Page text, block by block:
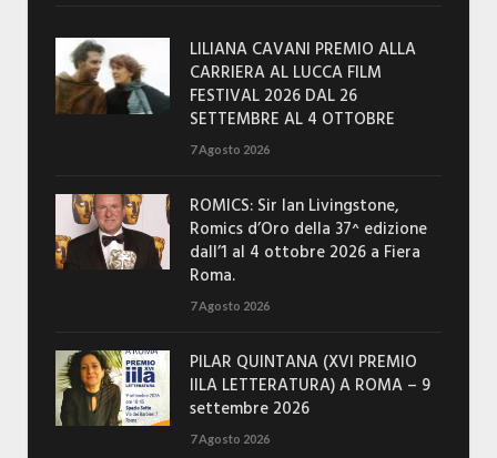
LILIANA CAVANI PREMIO ALLA
CARRIERA AL LUCCA FILM
FESTIVAL 2026 DAL 26
SETTEMBRE AL 4 OTTOBRE
7 Agosto 2026
ROMICS: Sir Ian Livingstone,
Romics d’Oro della 37^ edizione
dall’1 al 4 ottobre 2026 a Fiera
Roma.
7 Agosto 2026
PILAR QUINTANA (XVI PREMIO
IILA LETTERATURA) A ROMA – 9
settembre 2026
7 Agosto 2026